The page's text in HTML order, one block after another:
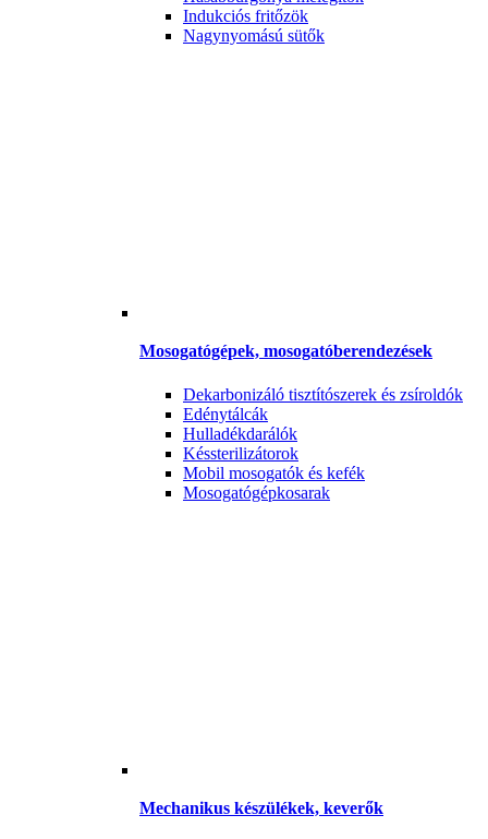
Indukciós fritőzök
Nagynyomású sütők
Mosogatógépek, mosogatóberendezések
Dekarbonizáló tisztítószerek és zsíroldók
Edénytálcák
Hulladékdarálók
Késsterilizátorok
Mobil mosogatók és kefék
Mosogatógépkosarak
Mechanikus készülékek, keverők